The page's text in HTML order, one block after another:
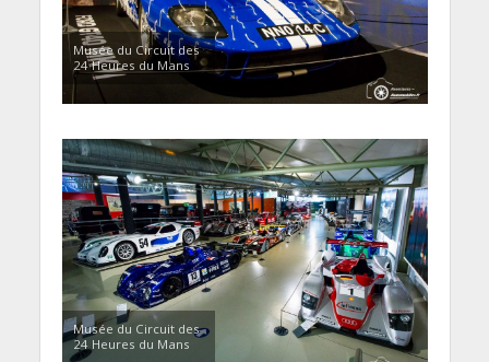
Musée du Circuit des
24 Heures du Mans
Musée du Circuit des
24 Heures du Mans